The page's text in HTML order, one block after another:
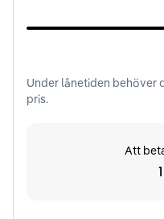
Under lånetiden behöver
pris.
Att